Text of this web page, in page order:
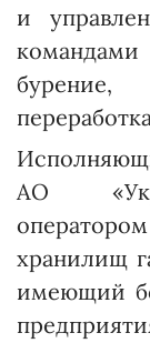
и
АО
хранилищ
имеющий